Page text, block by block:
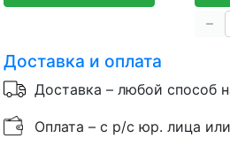
Доставка и оплата
Доставка – любой способ
Оплата – с р/с юр. лица